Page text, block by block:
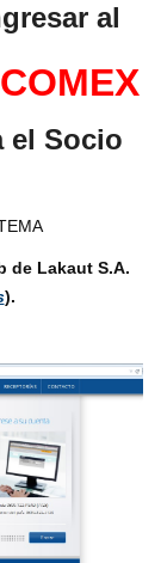
al
el Socio
de Lakaut S.A.
).